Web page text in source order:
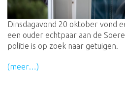
Dinsdagavond 20 oktober vond
een ouder echtpaar aan de
politie is op zoek naar getuigen.
(meer…)